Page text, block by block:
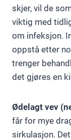
skjer, vil de
viktig med
om infeksjon.
oppstå etter
trenger
det gjøres en
Ødelagt vev
får for mye
sirkulasjon.